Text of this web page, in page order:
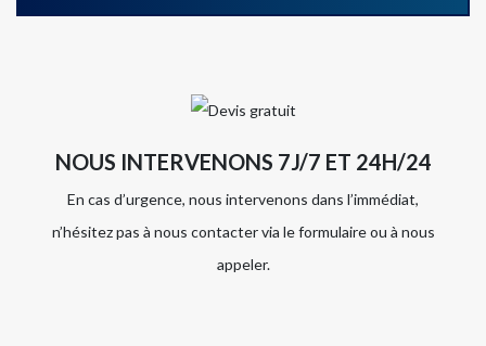
NOUS INTERVENONS 7J/7 ET 24H/24
En cas d’urgence, nous intervenons dans l’immédiat,
n’hésitez pas à nous contacter via le formulaire ou à nous
appeler.